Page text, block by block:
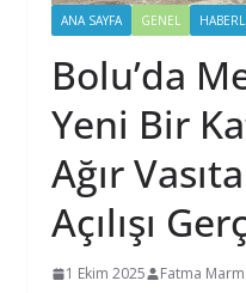
ANA SAYFA GENEL
Bolu’da
Yeni Bir
Ağır
Açılışı
1 Ekim 2025 Fatma